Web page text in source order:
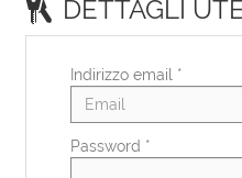
Offerte
di
lavoro
Carica
il
Login